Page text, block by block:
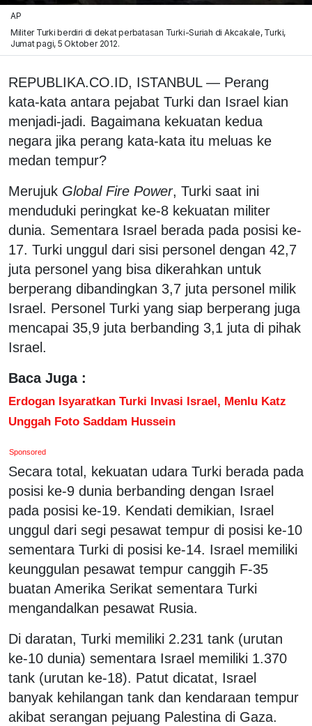
AP
Militer Turki berdiri di dekat perbatasan Turki-Suriah di Akcakale, Turki,
Jumat pagi, 5 Oktober 2012.
REPUBLIKA.CO.ID, ISTANBUL — Perang
kata-kata antara pejabat Turki dan Israel kian
menjadi-jadi. Bagaimana kekuatan kedua
negara jika perang kata-kata itu meluas ke
medan tempur?
Merujuk Global Fire Power, Turki saat ini
menduduki peringkat ke-8 kekuatan militer
dunia. Sementara Israel berada pada posisi ke-
17. Turki unggul dari sisi personel dengan 42,7
juta personel yang bisa dikerahkan untuk
berperang dibandingkan 3,7 juta personel milik
Israel. Personel Turki yang siap berperang juga
mencapai 35,9 juta berbanding 3,1 juta di pihak
Israel.
Baca Juga :
Erdogan Isyaratkan Turki Invasi Israel, Menlu Katz
Unggah Foto Saddam Hussein
Sponsored
Secara total, kekuatan udara Turki berada pada
posisi ke-9 dunia berbanding dengan Israel
pada posisi ke-19. Kendati demikian, Israel
unggul dari segi pesawat tempur di posisi ke-10
sementara Turki di posisi ke-14. Israel memiliki
keunggulan pesawat tempur canggih F-35
buatan Amerika Serikat sementara Turki
mengandalkan pesawat Rusia.
Di daratan, Turki memiliki 2.231 tank (urutan
ke-10 dunia) sementara Israel memiliki 1.370
tank (urutan ke-18). Patut dicatat, Israel
banyak kehilangan tank dan kendaraan tempur
akibat serangan pejuang Palestina di Gaza.